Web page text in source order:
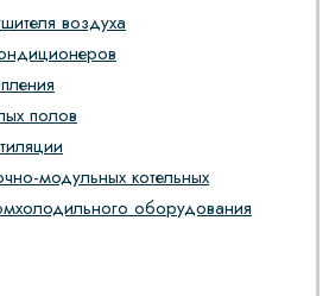
воздуха
полов
модульных котельных
оборудования